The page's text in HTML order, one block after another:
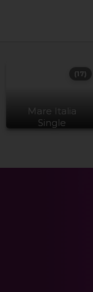
Mare Italia
Single
(17)